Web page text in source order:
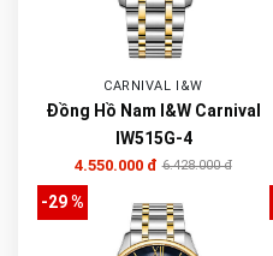
CARNIVAL I&W
Đồng Hồ Nam I&W Carnival
IW515G-4
4.550.000 đ 6.428.000 đ
-29 %